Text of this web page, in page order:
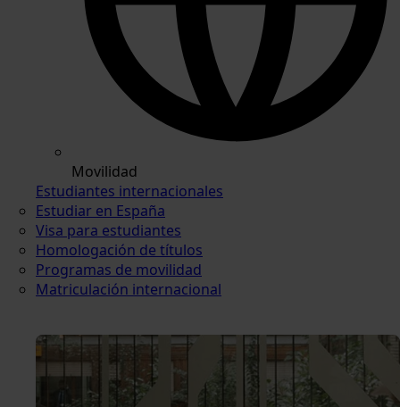
Movilidad
Estudiantes internacionales
Estudiar en España
Visa para estudiantes
Homologación de títulos
Programas de movilidad
Matriculación internacional